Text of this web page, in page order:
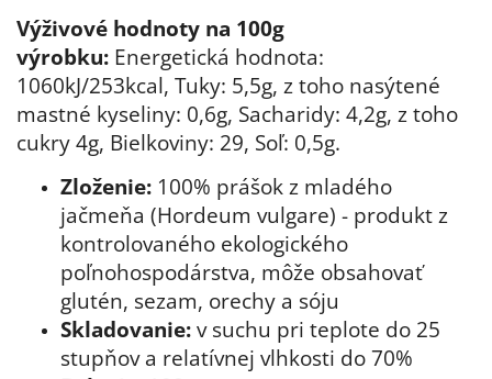
Výživové hodnoty na 100g
výrobku: Energetická hodnota:
1060kJ/253kcal, Tuky: 5,5g, z toho nasýtené
mastné kyseliny: 0,6g, Sacharidy: 4,2g, z toho
cukry 4g, Bielkoviny: 29, Soľ: 0,5g.
Zloženie: 100% prášok z mladého
jačmeňa (Hordeum vulgare) - produkt z
kontrolovaného ekologického
poľnohospodárstva, môže obsahovať
glutén, sezam, orechy a sóju
Skladovanie: v suchu pri teplote do 25
stupňov a relatívnej vlhkosti do 70%